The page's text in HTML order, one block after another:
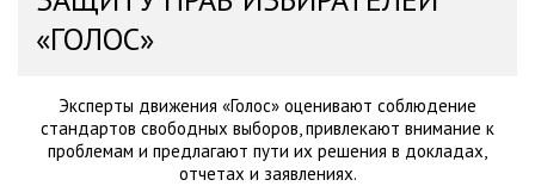
«ГОЛОС»
Эксперты движения «Голос» оценивают соблюдение
стандартов свободных выборов, привлекают внимание к
проблемам и предлагают пути их решения в докладах,
отчетах и заявлениях.